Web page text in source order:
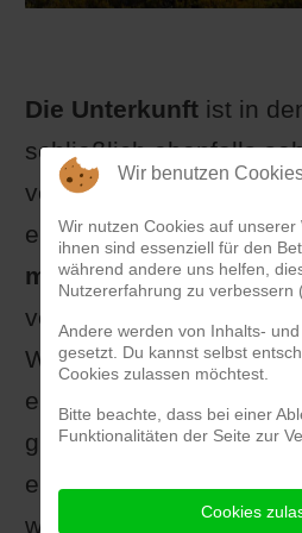
Die Unterkunftist in
schließlich ebenfalls
versuchen, gerade in
eine günstige
meiste Zeit an der
verbracht wird. Selbst in
Wanderurlaub können
einfach den eigenen
gibt unterschiedliche
ein oder andere
wird. Urlauber können
Wir benutzen
Wir nutzen Cookies auf unserer
ihnen sind essenziell für den
während andere uns helfen,
Nutzererfahrung zu verbessern
Andere werden von Inhalts-
gesetzt. Du kannst selbst
Cookies zulassen möchtest.
Bitte beachte, dass bei einer
Funktionalitäten der Seite zur
Cookies